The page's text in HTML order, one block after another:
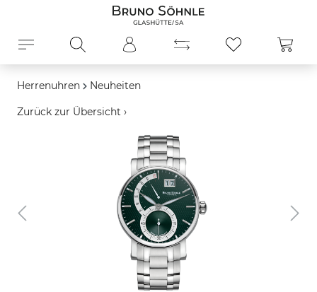
Herrenuhren Neuheiten
Zurück zur Übersicht ›
Bildergalerie überspringen